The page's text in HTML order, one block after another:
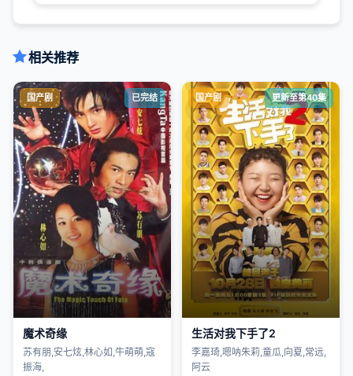
相关推荐
国产剧 已完结
魔术奇缘
苏有朋,安七炫,林心如,牛萌萌,寇
振海,
国产剧 更新至第40集
生活对我下手了2
李嘉琦,嗯呐朱莉,童瓜,向夏,常远,
阿云